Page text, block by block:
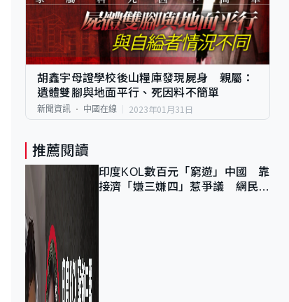
胡鑫宇母證學校後山糧庫發現屍身 親屬：
遺體雙腳與地面平行、死因料不簡單
新聞資訊 中國在線 2023年01月31日
推薦閱讀
印度KOL數百元「窮遊」中國 靠
接濟「嫌三嫌四」惹爭議 網民：